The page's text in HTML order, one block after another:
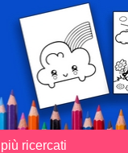
I più ricercati